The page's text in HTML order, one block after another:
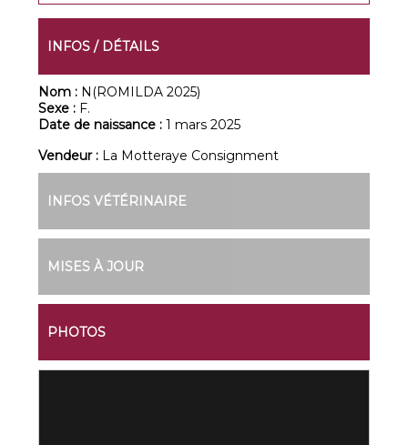
INFOS / DÉTAILS
Nom : N(ROMILDA 2025)
Sexe : F.
Date de naissance :1 mars 2025
Vendeur : La Motteraye Consignment
INFOS VÉTÉRINAIRE
MISES À JOUR
PHOTOS